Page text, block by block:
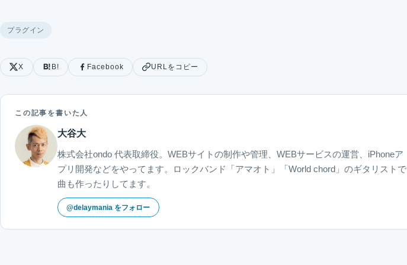
プラグイン
X B! Facebook URLをコピー
この記事を書いた人
大谷大
株式会社ondo 代表取締役。WEBサイトの制作や管理、WEBサービスの運営、iPhoneア
プリ開発などをやってます。ロックバンド「アマオト」「World chord」のギタリストで
曲も作ったりしてます。
@delaymania をフォロー